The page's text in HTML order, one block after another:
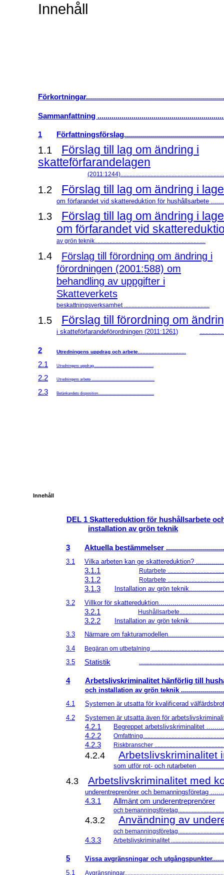
Innehåll
Förkortningar.....................................................................
Sammanfattning
1
1.1
Förslag till lag om ändring i
skatteförfarandelagen
1.2 Förslag till lag om ändring i
om förfarandet vid skattereduktion för hushållsarbete
1.3
Förslag till lag om ändring i
om förfarandet vid
av grön teknik..........................................................................
1.4
Förslag till förordning om ändring i
förordningen (2001:588) om
behandling av uppgifter i
Skatteverkets
beskattningsverksamhet .........................................................
1.5 Förslag till förordning om
i skatteförfarandeförordningen (2011:1261)
2 Utredningens uppdrag och arbete................................
2.1 Utredningens uppdrag............................................................
2.2 Utredningens arbete ...............................................................
2.3 Betänkandets disposition........................................................
Innehåll
DEL 1 Skattereduktion för hushållsarbete
installation av grön teknik
3 Aktuella bestämmelser
3.1 Vilka arbeten kan ge skattereduktion?
3.1.1 Rutarbete
3.1.2 Rotarbete
3.1.3
Installation av grön
3.2
Villkor för
3.2.1
3.2.2
Installation av grön
3.3
Närmare om
3.4
Begäran om utbetalning
3.5 Statistik
4 Arbetslivskriminalitet hänförlig till
och installation av grön teknik
4.1
Systemen är utsatta för kvalificerad
4.2
Systemen är utsatta även för
4.2.1 Begreppet arbetslivskriminalitet
4.2.2
4.2.3 Riskbranscher
4.2.4 Arbetslivskriminalitet
som utför rot- och rutarbeten
4.3 Arbetslivskriminalitet med
underentreprenörer och bemanningsföretag
4.3.1 Allmänt om underentreprenörer
och
4.3.2 Användning av
och
4.3.3 Arbetslivskriminalitet
5
Vissa avgränsningar och
5.1